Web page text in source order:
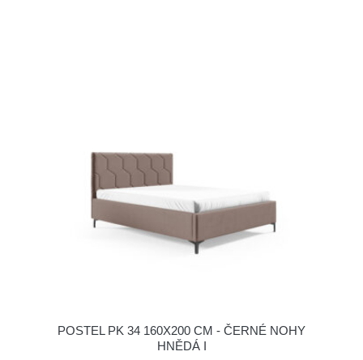
POSTEL PK 34 160X200 CM - ČERNÉ NOHY
HNĚDÁ I